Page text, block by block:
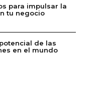
para impulsar la
tu negocio
de las
en el mundo